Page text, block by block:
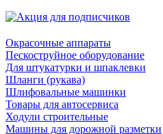
Окрасочные аппараты
Пескоструйное оборудование
Для штукатурки и шпаклевки
Шланги (рукава)
Шлифовальные машинки
Товары для автосервиса
Ходули строительные
Машины для дорожной разметки